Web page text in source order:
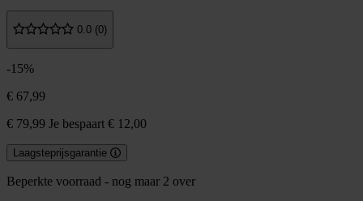
0.0 (0)
-15%
€ 67,99
€ 79,99 Je bespaart € 12,00
Laagsteprijsgarantie
Beperkte voorraad - nog maar 2 over